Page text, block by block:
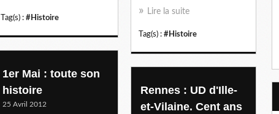
Tag(s) : #Histoire
Lire la suite
Tag(s) : #Histoire
1er Mai : toute son
histoire
25 Avril 2012
Rennes : UD d'Ille-
et-Vilaine. Cent ans